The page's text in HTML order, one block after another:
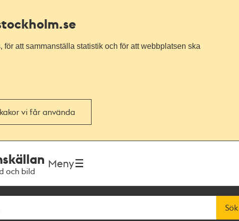
att sammanställa statistik och för att webbplatsen ska
vi får använda
och bild
Meny
Sök